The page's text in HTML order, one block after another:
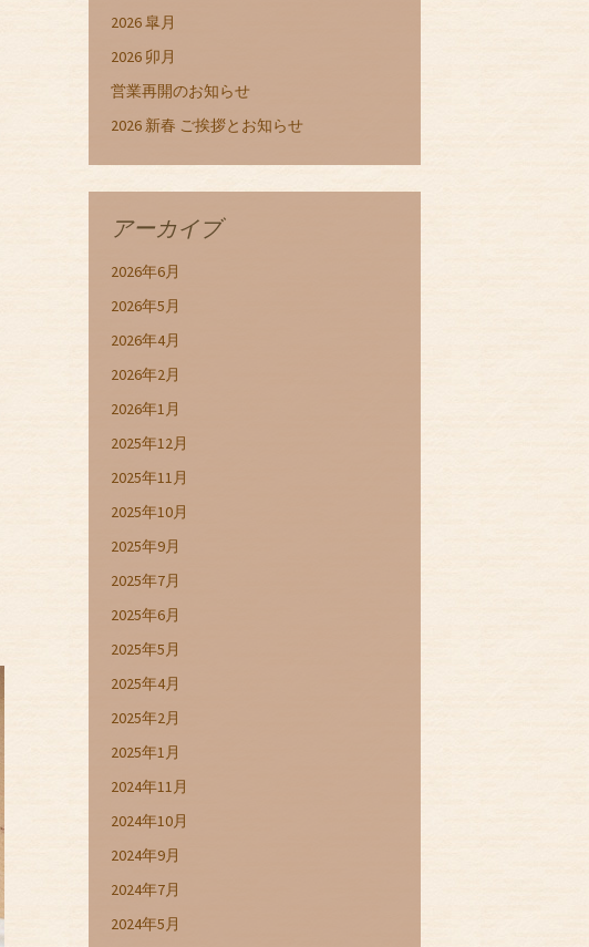
2026 皐月
2026 卯月
営業再開のお知らせ
2026 新春 ご挨拶とお知らせ
アーカイブ
2026年6月
2026年5月
2026年4月
2026年2月
2026年1月
2025年12月
2025年11月
2025年10月
2025年9月
2025年7月
2025年6月
2025年5月
2025年4月
2025年2月
2025年1月
2024年11月
2024年10月
2024年9月
2024年7月
2024年5月